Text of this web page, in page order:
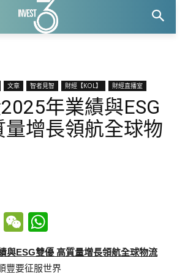
文章 智者見智 財經【KOL】 財經直播室
年業績與ESG
量增長領航全球物
TwitterWeChat
與ESG雙優 高質量增長領航全球物流